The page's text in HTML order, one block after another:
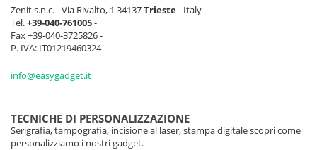
Zenit s.n.c. - Via Rivalto, 1 34137Trieste- Italy -
Tel.+39-040-761005-
Fax +39-040-3725826 -
P. IVA: IT01219460324 -
info@easygadget.it
TECNICHE DI PERSONALIZZAZIONE
Serigrafia, tampografia, incisione al laser, stampa digitale scopri come
personalizziamo i nostri gadget.